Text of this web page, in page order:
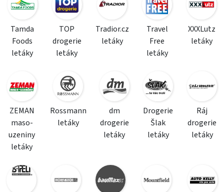
Tamda
Foods
letáky
TOP
drogerie
letáky
Tradior.cz
letáky
Travel
Free
letáky
XXXLutz
letáky
ZEMAN
maso-
uzeniny
letáky
Rossmann
letáky
dm
drogerie
letáky
Drogerie
Šlak
letáky
Ráj
drogerie
letáky